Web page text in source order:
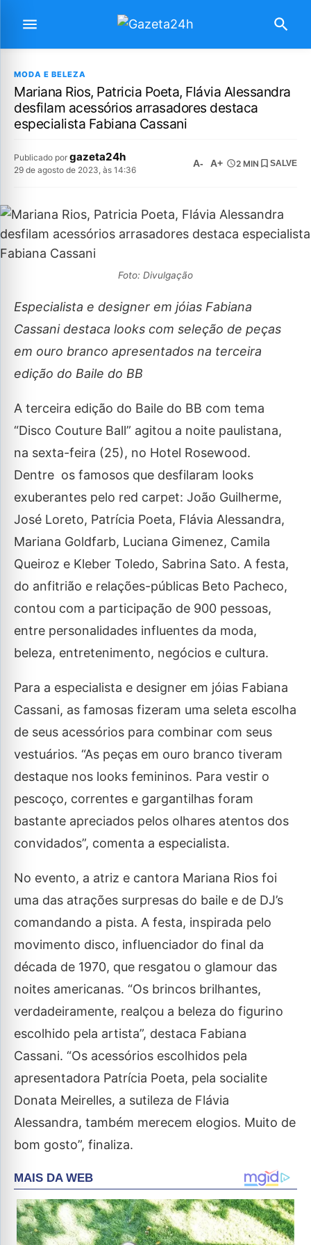
MODA E BELEZA
Mariana Rios, Patricia Poeta, Flávia Alessandra
desfilam acessórios arrasadores destaca
especialista Fabiana Cassani
Publicado por gazeta24h
29 de agosto de 2023, às 14:36
A- A+ 2 MIN SALVE
Foto: Divulgação
Especialista e designer em jóias Fabiana
Cassani destaca looks com seleção de peças
em ouro branco apresentados na terceira
edição do Baile do BB
A terceira edição do Baile do BB com tema
“Disco Couture Ball” agitou a noite paulistana,
na sexta-feira (25), no Hotel Rosewood.
Dentre os famosos que desfilaram looks
exuberantes pelo red carpet: João Guilherme,
José Loreto, Patrícia Poeta, Flávia Alessandra,
Mariana Goldfarb, Luciana Gimenez, Camila
Queiroz e Kleber Toledo, Sabrina Sato. A festa,
do anfitrião e relações-públicas Beto Pacheco,
contou com a participação de 900 pessoas,
entre personalidades influentes da moda,
beleza, entretenimento, negócios e cultura.
Para a especialista e designer em jóias Fabiana
Cassani, as famosas fizeram uma seleta escolha
de seus acessórios para combinar com seus
vestuários. “As peças em ouro branco tiveram
destaque nos looks femininos. Para vestir o
pescoço, correntes e gargantilhas foram
bastante apreciados pelos olhares atentos dos
convidados”, comenta a especialista.
No evento, a atriz e cantora Mariana Rios foi
uma das atrações surpresas do baile e de DJ’s
comandando a pista. A festa, inspirada pelo
movimento disco, influenciador do final da
década de 1970, que resgatou o glamour das
noites americanas. “Os brincos brilhantes,
verdadeiramente, realçou a beleza do figurino
escolhido pela artista”, destaca Fabiana
Cassani. “Os acessórios escolhidos pela
apresentadora Patrícia Poeta, pela socialite
Donata Meirelles, a sutileza de Flávia
Alessandra, também merecem elogios. Muito de
bom gosto”, finaliza.